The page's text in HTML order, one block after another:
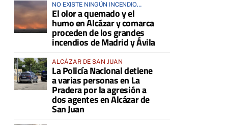
NO EXISTE NINGÚN INCENDIO
ACTIVO EN LA COMARCA
El olor a quemado y el
humo en Alcázar y comarca
proceden de los grandes
incendios de Madrid y Ávila
ALCÁZAR DE SAN JUAN
La Policía Nacional detiene
a varias personas en La
Pradera por la agresión a
dos agentes en Alcázar de
San Juan